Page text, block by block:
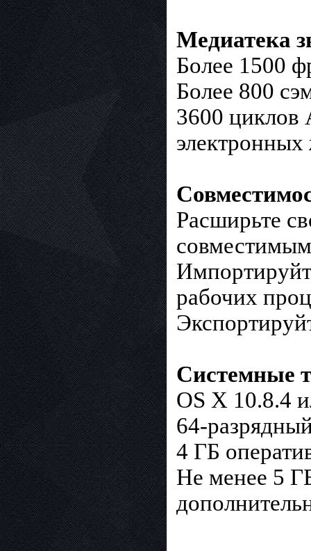
Медиатека
Более 1500
Более 800
3600 циклов
Расширьте
рабочих
Системные
OS X 10.8.4
64-
4 ГБ
Не менее 5